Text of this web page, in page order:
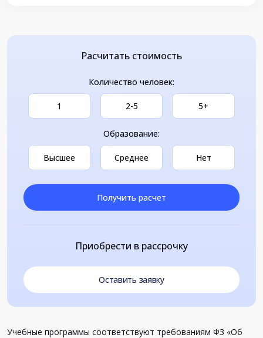
Расчитать стоимость
Количество человек:
1 2-5 5+
Образование:
Высшее Среднее Нет
Получить расчет
Приобрести в рассрочку
Оставить заявку
Учебные программы соответствуют требованиям ФЗ «Об